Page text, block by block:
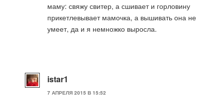
маму: свяжу свитер, а сшивает и горловину
прикетлевывает мамочка, а вышивать она не
умеет, да и я немножко выросла.
istar1
7 АПРЕЛЯ 2015 В 15:52